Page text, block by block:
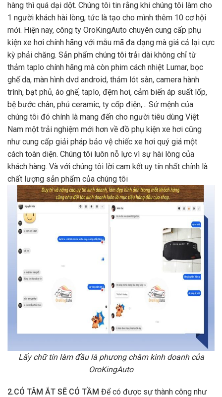
hàng thì quá dại dột. Chúng tôi tin rằng khi chúng tôi làm cho
1 người khách hài lòng, tức là tạo cho mình thêm 10 cơ hội
mới. Hiện nay, công ty OroKingAuto chuyên cung cấp phụ
kiện xe hơi chính hãng với mẫu mã đa dạng mà giá cả lại cực
kỳ phải chăng. Sản phẩm chúng tôi trải dài không chỉ từ
thảm taplo chính hãng mà còn phim cách nhiệt Lumar, bọc
ghế da, màn hình dvd android, thảm lót sàn, camera hành
trình, bạt phủ, áo ghế, taplo, đệm hơi, cảm biến áp suất lốp,
bệ bước chân, phủ ceramic, ty cốp điện,... Sứ mệnh của
chúng tôi đó chính là mang đến cho người tiêu dùng Việt
Nam một trải nghiệm mới hơn về đồ phụ kiện xe hơi cũng
như cung cấp giải pháp bảo vệ chiếc xe hơi quý giá một
cách toàn diện. Chúng tôi luôn nỗ lực vì sự hài lòng của
khách hàng. Và với chúng tôi lời cam kết uy tín nhất chính là
chất lượng sản phẩm của chúng tôi
Lấy chữ tín làm đầu là phương châm kinh doanh của
OroKingAuto
2.CÓ TÂM ẮT SẼ CÓ TẦM Để có được sự thành công như